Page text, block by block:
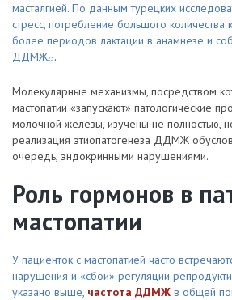
масталгией. По данным турецких
стресс, потребление большого количества
более периодов лактации в анамнезе и
ДДМЖ23 .
Молекулярные механизмы, посредством
мастопатии «запускают» патологические
молочной железы, изучены не полностью,
реализация этиопатогенеза ДДМЖ
очередь, эндокринными нарушениями.
Роль гормонов в
мастопатии
У пациенток с мастопатией часто
нарушения и «сбои» регуляции
указано выше, частота ДДМЖ в общей